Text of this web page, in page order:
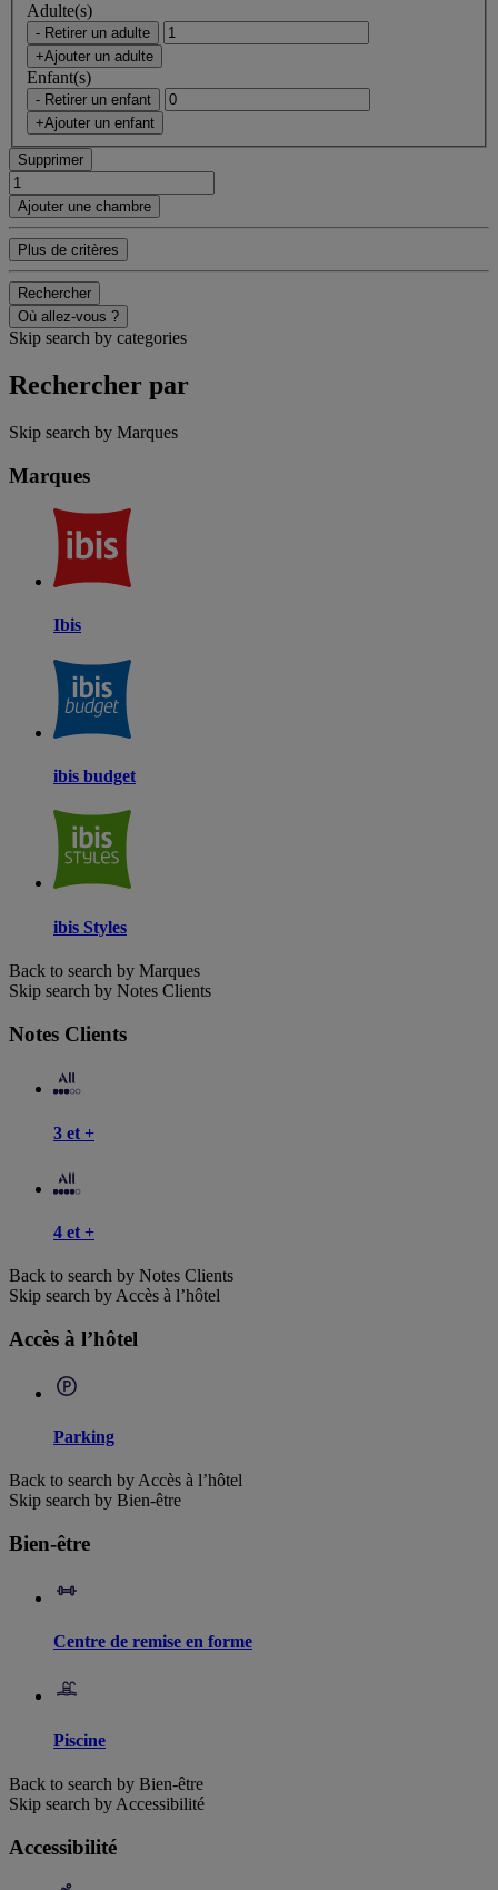
Adulte(s)
- Retirer un adulte
+Ajouter un adulte
Enfant(s)
- Retirer un enfant
+Ajouter un enfant
Supprimer
Ajouter une chambre
Plus de critères
Rechercher
Où allez-vous ?
Skip search by categories
Rechercher par
Skip search by Marques
Marques
Ibis
ibis budget
ibis Styles
Back to search by Marques
Skip search by Notes Clients
Notes Clients
3 et +
4 et +
Back to search by Notes Clients
Skip search by Accès à l’hôtel
Accès à l’hôtel
Parking
Back to search by Accès à l’hôtel
Skip search by Bien-être
Bien-être
Centre de remise en forme
Piscine
Back to search by Bien-être
Skip search by Accessibilité
Accessibilité